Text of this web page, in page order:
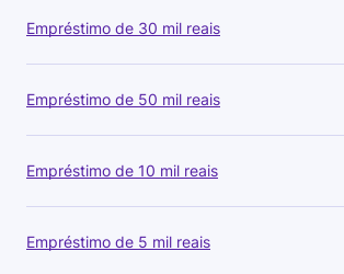
Empréstimo de 30 mil reais
Empréstimo de 50 mil reais
Empréstimo de 10 mil reais
Empréstimo de 5 mil reais